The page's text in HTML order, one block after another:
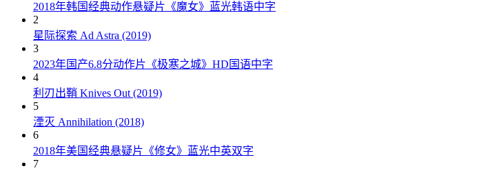
2018年韩国经典动作悬疑片《魔女》蓝光韩语中字
2
星际探索 Ad Astra (2019)
3
2023年国产6.8分动作片《极寒之城》HD国语中字
4
利刃出鞘 Knives Out (2019)
5
湮灭 Annihilation (2018)
6
2018年美国经典悬疑片《修女》蓝光中英双字
7